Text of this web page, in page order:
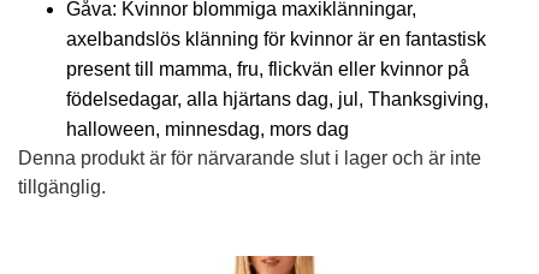
Gåva: Kvinnor blommiga maxiklänningar,
axelbandslös klänning för kvinnor är en fantastisk
present till mamma, fru, flickvän eller kvinnor på
födelsedagar, alla hjärtans dag, jul, Thanksgiving,
halloween, minnesdag, mors dag
Denna produkt är för närvarande slut i lager och är inte
tillgänglig.